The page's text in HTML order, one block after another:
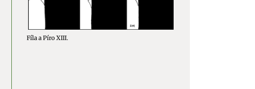
Fíla a Píro XIII.